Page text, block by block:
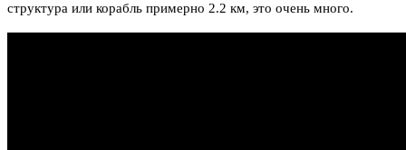
структура или корабль примерно 2.2 км, это очень много.